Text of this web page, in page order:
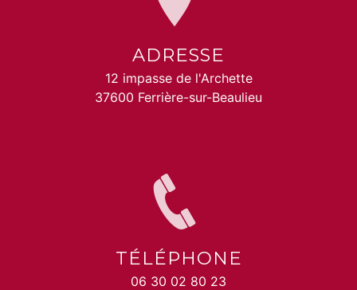
ADRESSE
12 impasse de l'Archette
37600 Ferrière-sur-Beaulieu
TÉLÉPHONE
06 30 02 80 23